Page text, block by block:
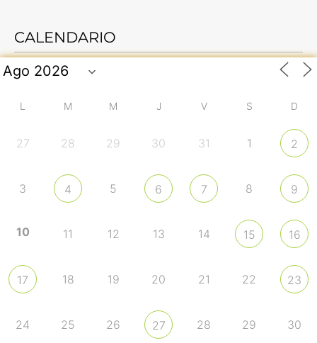
CALENDARIO
L M M J V S D
27 28 29 30 31 1 2
3 4 5 6 7 8 9
10 11 12 13 14 15 16
17 18 19 20 21 22 23
24 25 26 27 28 29 30